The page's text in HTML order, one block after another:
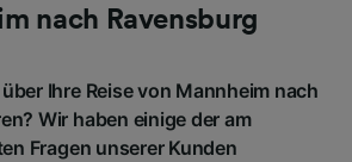
nach Ravensburg
Ihre Reise von Mannheim nach
Wir haben einige der am
Fragen unserer Kunden